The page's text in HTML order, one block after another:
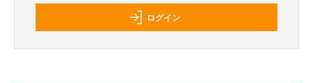
ログイン